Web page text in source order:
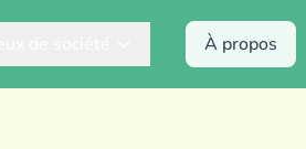
À propos